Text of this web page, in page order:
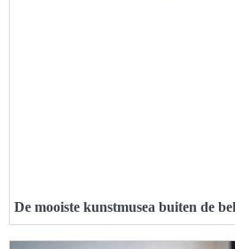
De mooiste kunstmusea buiten de